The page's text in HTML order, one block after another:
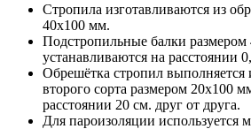
Стропила изготавливаются из
40х100 мм.
Подстропильные балки
устанавливаются на расстоянии
Обрешётка стропил выполняется
второго сорта размером 20х100
расстоянии 20 см. друг от друга.
Для пароизоляции используется